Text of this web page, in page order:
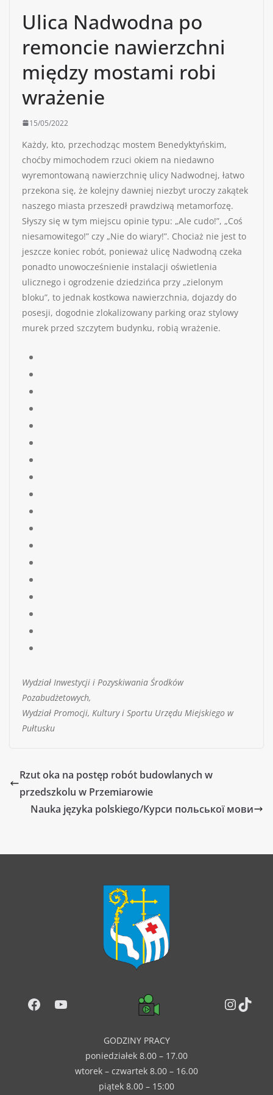
Ulica Nadwodna po
remoncie nawierzchni
między mostami robi
wrażenie
15/05/2022
Każdy, kto, przechodząc mostem Benedyktyńskim,
choćby mimochodem rzuci okiem na niedawno
wyremontowaną nawierzchnię ulicy Nadwodnej, łatwo
przekona się, że kolejny dawniej niezbyt uroczy zakątek
naszego miasta przeszedł prawdziwą metamorfozę.
Słyszy się w tym miejscu opinie typu: „Ale cudo!”, „Coś
niesamowitego!” czy „Nie do wiary!”. Chociaż nie jest to
jeszcze koniec robót, ponieważ ulicę Nadwodną czeka
ponadto unowocześnienie instalacji oświetlenia
ulicznego i ogrodzenie dziedzińca przy „zielonym
bloku”, to jednak kostkowa nawierzchnia, dojazdy do
posesji, dogodnie zlokalizowany parking oraz stylowy
murek przed szczytem budynku, robią wrażenie.
Wydział Inwestycji i Pozyskiwania Środków
Pozabudżetowych,
Wydział Promocji, Kultury i Sportu Urzędu Miejskiego w
Pułtusku
Rzut oka na postęp robót budowlanych w
przedszkolu w Przemiarowie
Nauka języka polskiego/Курси польської мови
Facebook
YouTube
GODZINY PRACY
poniedziałek 8.00 – 17.00
wtorek – czwartek 8.00 – 16.00
piątek 8.00 – 15:00